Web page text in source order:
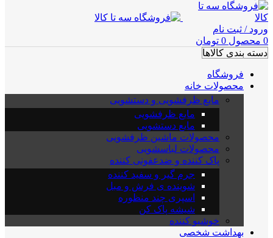
ورود / ثبت نام
0 محصول 0 تومان
دسته بندی کالاها
فروشگاه
محصولات خانه
مایع ظرفشویی و دستشویی
مایع ظرفشویی
مایع دستشویی
محصولات ماشین ظرفشویی
محصولات لباسشویی
پاک کننده و ضدعفونی کننده
جرم گیر و سفید کننده
شوینده ی فرش و مبل
اسپری چند منظوره
شیشه پاک کن
خوشبو کننده
بهداشت شخصی